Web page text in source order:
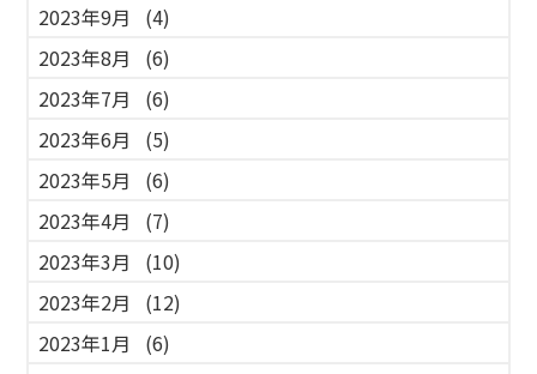
2023年9月
(4)
2023年8月
(6)
2023年7月
(6)
2023年6月
(5)
2023年5月
(6)
2023年4月
(7)
2023年3月
(10)
2023年2月
(12)
2023年1月
(6)